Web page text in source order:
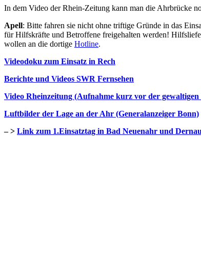
In dem Video der Rhein-Zeitung kann man die Ahrbrücke
Apell: Bitte fahren sie nicht ohne triftige Gründe in das
für Hilfskräfte und Betroffene freigehalten werden!
wollen an die dortige Hotline.
Videodoku zum Einsatz in Rech
Berichte und Videos SWR Fernsehen
Video Rheinzeitung (Aufnahme kurz vor der
Luftbilder der Lage an der Ahr (Generalanzeiger Bonn)
– > Link zum 1.Einsatztag in Bad Neuenahr und Dernau